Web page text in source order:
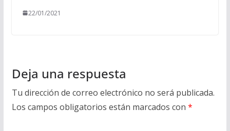
22/01/2021
Deja una respuesta
Tu dirección de correo electrónico no será publicada.
Los campos obligatorios están marcados con *